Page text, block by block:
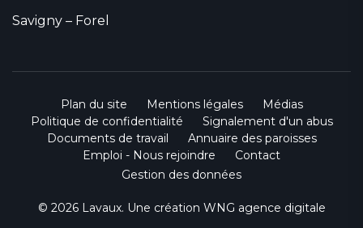
Savigny – Forel
Plan du site Mentions légales
Médias
Politique de confidentialité
Signalement d'un abus
Documents de travail
Annuaire des paroisses
Emploi - Nous rejoindre
Contact
Gestion des données
© 2026 Lavaux. Une création WNG agence digitale